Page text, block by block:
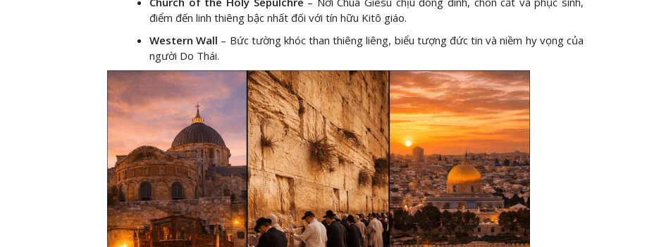
điểm đến linh thiêng bậc nhất đối với tín hữu Kitô giáo.
Western Wall – Bức tường khóc than thiêng liêng, biểu tượng đức tin và niềm hy vọng của
người Do Thái.